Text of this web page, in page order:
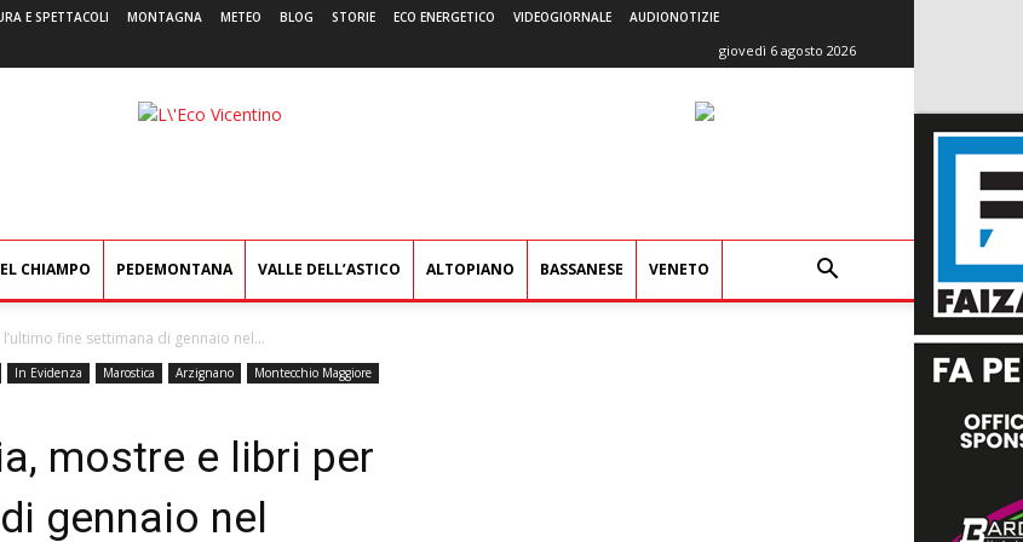
E SPETTACOLI MONTAGNA METEO BLOG STORIE ECO ENERGETICO VIDEOGIORNALE AUDIONOTIZIE
giovedì 6 agosto 2026
L'Eco
CHIAMPO PEDEMONTANA VALLE DELL’ASTICO ALTOPIANO BASSANESE VENETO
fine settimana di gennaio nel...
In Evidenza Marostica Arzignano
Montecchio Maggiore
mostre e libri per
gennaio nel